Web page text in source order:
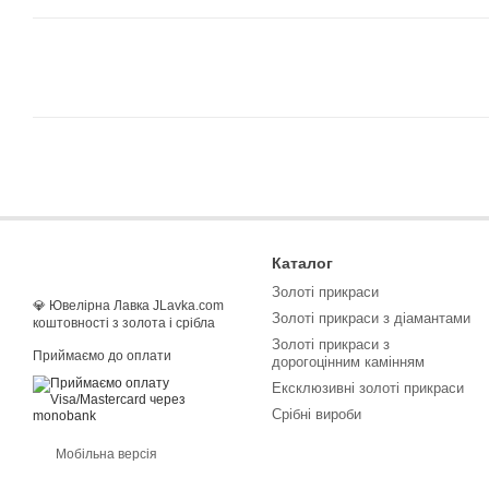
💎 Ювелірна Лавка JLavka.com
коштовності з золота і срібла
Приймаємо до оплати
Мобільна версія
Каталог
Золоті прикраси
Золоті прикраси з діамантами
Золоті прикраси з
дорогоцінним камінням
Ексклюзивні золоті прикраси
Срібні вироби